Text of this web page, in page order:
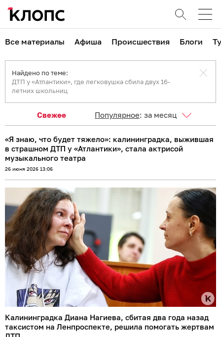
Все материалы Афиша Происшествия Блоги
Найдено по теме:
ДТП у «Атлантики», где легковушка сбила двух 16-
летних школьниц
Свежее Популярное: за месяц
«Я знаю, что будет тяжело»: калининградка, выжившая
в страшном ДТП у «Атлантики», стала актрисой
музыкального театра
26 июня 2026 13:06
Калининградка Диана Нагиева, сбитая два года назад
таксистом на Ленпроспекте, решила помогать жертвам